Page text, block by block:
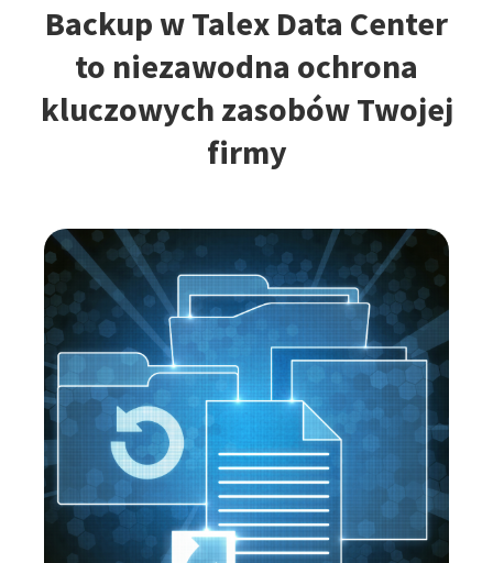
Backup w Talex Data Center
to niezawodna ochrona
kluczowych zasobów Twojej
firmy